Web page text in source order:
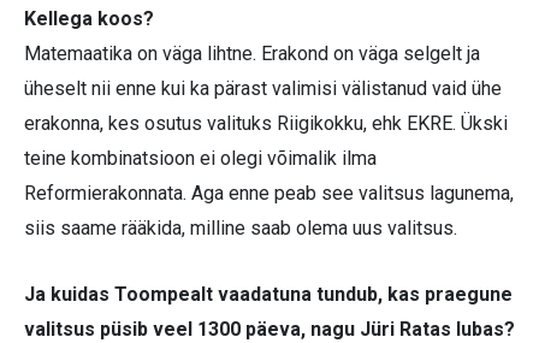
Kellega koos?
Matemaatika on väga lihtne. Erakond on väga selgelt ja
üheselt nii enne kui ka pärast valimisi välistanud vaid ühe
erakonna, kes osutus valituks Riigikokku, ehk EKRE. Ükski
teine kombinatsioon ei olegi võimalik ilma
Reformierakonnata. Aga enne peab see valitsus lagunema,
siis saame rääkida, milline saab olema uus valitsus.
Ja kuidas Toompealt vaadatuna tundub, kas praegune
valitsus püsib veel 1300 päeva, nagu Jüri Ratas lubas?